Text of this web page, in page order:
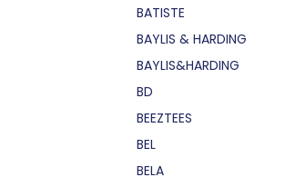
BATISTE
BAYLIS & HARDING
BAYLIS&HARDING
BD
BEEZTEES
BEL
BELA